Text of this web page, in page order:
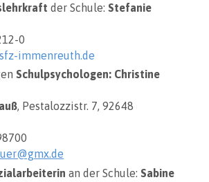
der Schule: Stefanie
0
immenreuth.de
Schulpsychologen: Christine
, Pestalozzistr. 7, 92648
an der Schule: Sabine